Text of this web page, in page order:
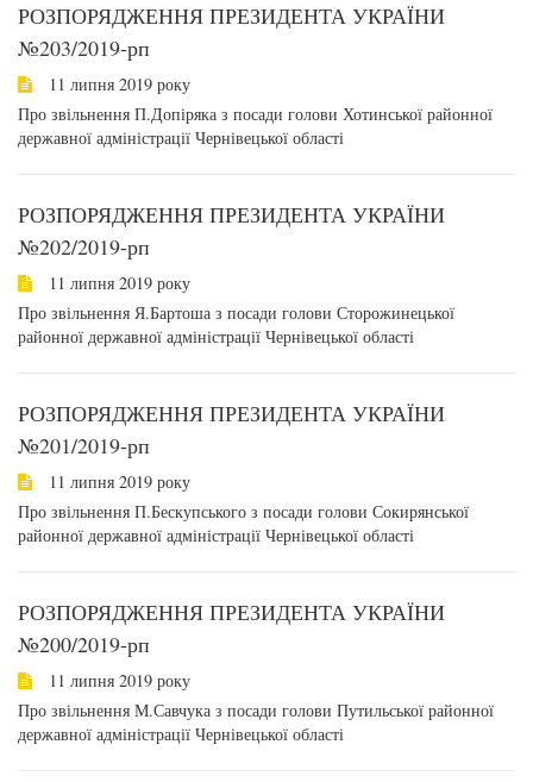
РОЗПОРЯДЖЕННЯ ПРЕЗИДЕНТА УКРАЇНИ
№203/2019-рп
11 липня 2019 року
Про звільнення П.Допіряка з посади голови Хотинської районної
державної адміністрації Чернівецької області
РОЗПОРЯДЖЕННЯ ПРЕЗИДЕНТА УКРАЇНИ
№202/2019-рп
11 липня 2019 року
Про звільнення Я.Бартоша з посади голови Сторожинецької
районної державної адміністрації Чернівецької області
РОЗПОРЯДЖЕННЯ ПРЕЗИДЕНТА УКРАЇНИ
№201/2019-рп
11 липня 2019 року
Про звільнення П.Бескупського з посади голови Сокирянської
районної державної адміністрації Чернівецької області
РОЗПОРЯДЖЕННЯ ПРЕЗИДЕНТА УКРАЇНИ
№200/2019-рп
11 липня 2019 року
Про звільнення М.Савчука з посади голови Путильської районної
державної адміністрації Чернівецької області